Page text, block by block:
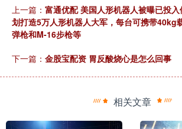
上一篇： 富通优配 美国人形机器人被曝已投
划打造5万人形机器人大军，每台可携带40kg
弹枪和M-16步枪等
下一篇： 金股宝配资 胃反酸烧心是怎么回事
相关文章